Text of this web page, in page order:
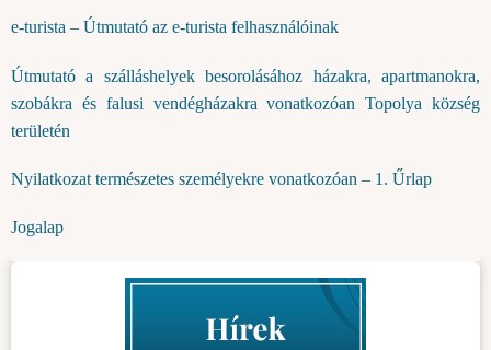
e-turista – Útmutató az e-turista felhasználóinak
Útmutató a szálláshelyek besorolásához házakra, apartmanokra,
szobákra és falusi vendégházakra vonatkozóan Topolya község
területén
Nyilatkozat természetes személyekre vonatkozóan – 1. Űrlap
Jogalap